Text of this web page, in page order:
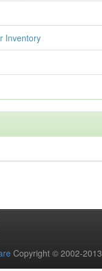
Inventory
Copyright © 2002-2013